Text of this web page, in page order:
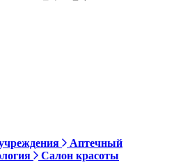
Аптечный
Салон красоты